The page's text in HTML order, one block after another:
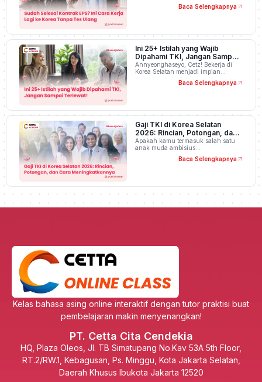
Baca Selengkapnya
Ini 25+ Istilah yang Wajib
Dipahami TKI, Jangan Sampai
Terlewat!
Annyeonghaseyo, Cetz! Bekerja di
Korea Selatan menjadi impian…
Baca Selengkapnya
Gaji TKI di Korea Selatan
2026: Rincian, Potongan, dan
Cara Meningkatkannya
Apakah kamu termasuk salah satu
anak muda ambisius…
Baca Selengkapnya
Kelas bahasa asing online interaktif dengan tutor praktisi buat
pembelajaran makin menyenangkan!
PT. Cetta Cita Cendekia
HQ, Plaza Oleos, Jl. TB Simatupang No.Kav 53A 5th Floor,
RT.2/RW.1, Kebagusan, Ps. Minggu, Kota Jakarta Selatan,
Daerah Khusus Ibukota Jakarta 12520